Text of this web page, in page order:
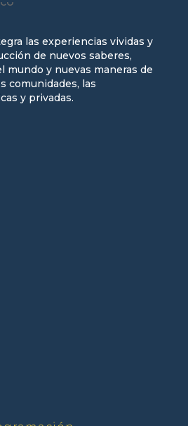
las experiencias vividas y
de nuevos saberes,
mundo y nuevas maneras de
comunidades, las
y privadas.